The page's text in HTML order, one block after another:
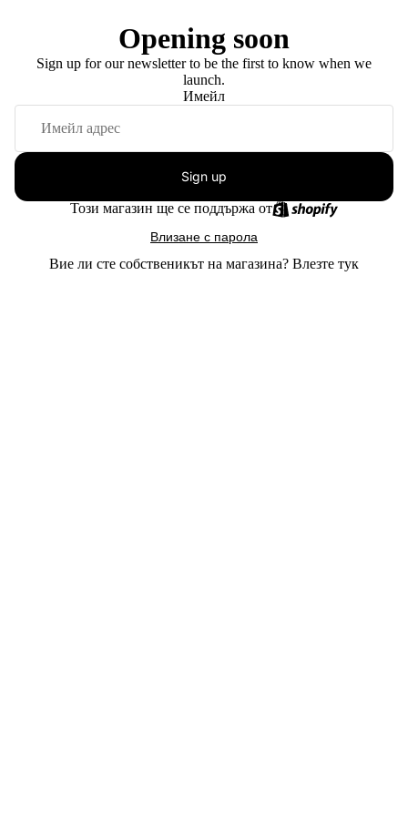
Opening soon
Sign up for our newsletter to be the first to know when we
launch.
Имейл
Sign up
Този магазин ще се поддържа от
Влизане с парола
Вие ли сте собственикът на магазина? Влезте тук